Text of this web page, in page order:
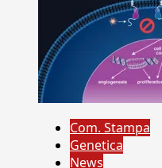
Com. Stampa
Genetica
News